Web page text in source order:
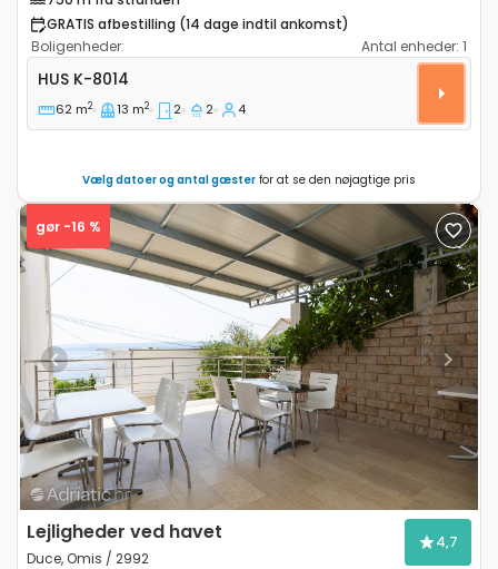
GRATIS afbestilling (14 dage indtil ankomst)
Boligenheder:
Antal enheder: 1
Toværelses hus Mali Losinj, Losinj K-8014
HUS K-8014
62 m2 13 m2 2 2 4
Vælg datoer og antal gæster for at se den nøjagtige pris
Previous Next
gør -16 %
Lejligheder ved havet
Duce, Omis / 2992
4,7